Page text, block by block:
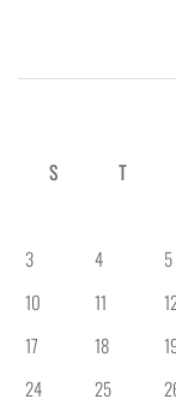
S
T
3
4 5
10
11
17
18
24
25